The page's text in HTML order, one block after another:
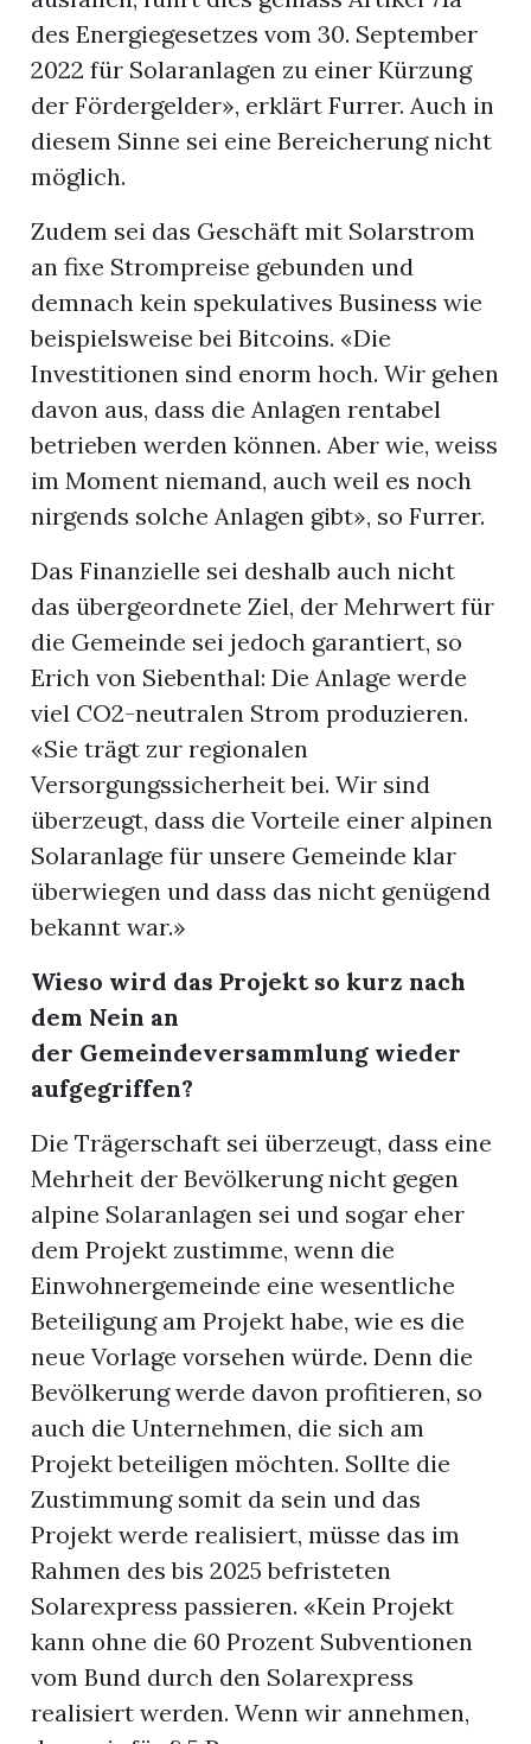
des Energiegesetzes vom 30. September
2022 für Solaranlagen zu einer Kürzung
der Fördergelder», erklärt Furrer. Auch in
diesem Sinne sei eine Bereicherung nicht
möglich.
Zudem sei das Geschäft mit Solarstrom
an fixe Strompreise gebunden und
demnach kein spekulatives Business wie
beispielsweise bei Bitcoins. «Die
Investitionen sind enorm hoch. Wir gehen
davon aus, dass die Anlagen rentabel
betrieben werden können. Aber wie, weiss
im Moment niemand, auch weil es noch
nirgends solche Anlagen gibt», so Furrer.
Das Finanzielle sei deshalb auch nicht
das übergeordnete Ziel, der Mehrwert für
die Gemeinde sei jedoch garantiert, so
Erich von Siebenthal: Die Anlage werde
viel CO2-neutralen Strom produzieren.
«Sie trägt zur regionalen
Versorgungssicherheit bei. Wir sind
überzeugt, dass die Vorteile einer alpinen
Solaranlage für unsere Gemeinde klar
überwiegen und dass das nicht genügend
bekannt war.»
Wieso wird das Projekt so kurz nach
dem Nein an
der Gemeindeversammlung wieder
aufgegriffen?
Die Trägerschaft sei überzeugt, dass eine
Mehrheit der Bevölkerung nicht gegen
alpine Solaranlagen sei und sogar eher
dem Projekt zustimme, wenn die
Einwohnergemeinde eine wesentliche
Beteiligung am Projekt habe, wie es die
neue Vorlage vorsehen würde. Denn die
Bevölkerung werde davon profitieren, so
auch die Unternehmen, die sich am
Projekt beteiligen möchten. Sollte die
Zustimmung somit da sein und das
Projekt werde realisiert, müsse das im
Rahmen des bis 2025 befristeten
Solarexpress passieren. «Kein Projekt
kann ohne die 60 Prozent Subventionen
vom Bund durch den Solarexpress
realisiert werden. Wenn wir annehmen,